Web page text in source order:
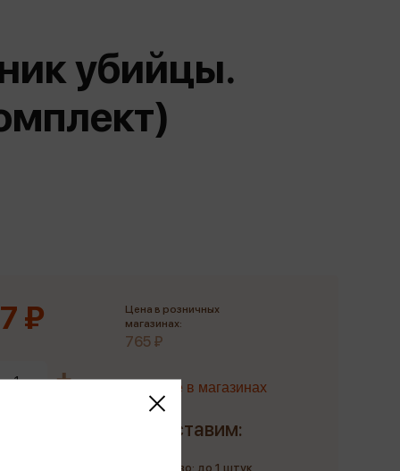
Пакеты
Сувениры
Фототовары
убийцы.
₽
Цена в розничных
магазинах:
765 ₽
Наличие в магазинах
Доставим:
Количество: до 1 штук